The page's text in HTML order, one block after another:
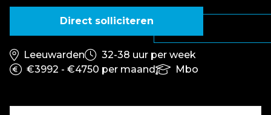
Direct solliciteren
Leeuwarden
32-38 uur per week
€3992 - €4750 per maand
Mbo